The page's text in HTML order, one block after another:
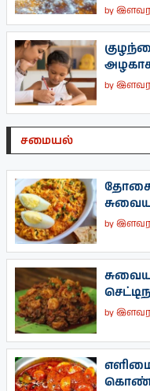
by
by
சமையல்
தோசை,
by
by
கொண்டு